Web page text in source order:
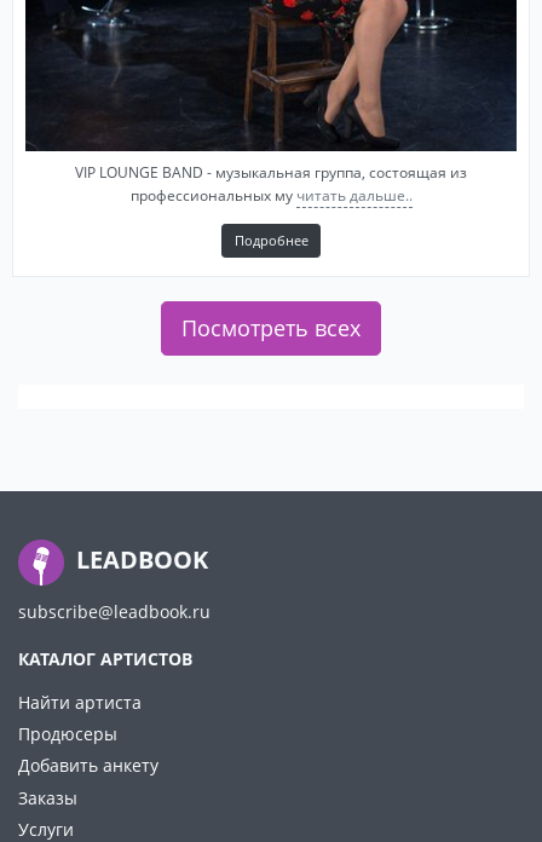
VIP LOUNGE BAND - музыкальная группа, состоящая из
профессиональных му читать дальше..
Подробнее
Посмотреть всех
LEADBOOK
subscribe@leadbook.ru
КАТАЛОГ АРТИСТОВ
Найти артиста
Продюсеры
Добавить анкету
Заказы
Услуги